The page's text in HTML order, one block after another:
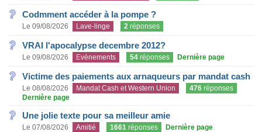
Codmment accéder à la pompe ?
Le 09/08/2026 Lave-linge 2 réponses
VRAI l'apocalypse decembre 2012?
Le 09/08/2026 Evènements 54 réponses Dernière page
Victime des paiements aux arnaqueurs par mandat cash
Le 08/08/2026 Mandat Cash et Western Union 476 réponses
Dernière page
Une jolie texte pour sa meilleur amie
Le 07/08/2026 Amitié 1661 réponses Dernière page